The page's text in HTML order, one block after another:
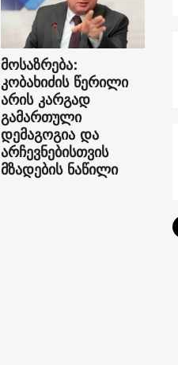
მოსაზრება:
კობახიძის წერილი
არის კარგად
გამართული
დემაგოგია და
არჩევნებისთვის
მზადების ნაწილი